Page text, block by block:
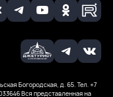
Богородская, д. 65. Тел. +7
Вся представленная на